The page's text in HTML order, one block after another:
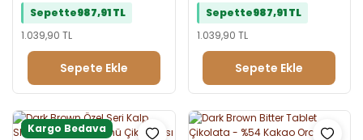
Sepette987,91 TL
1.039,90 TL
Sepete Ekle
Sepette987,91 TL
1.039,90 TL
Sepete Ekle
Kargo Bedava